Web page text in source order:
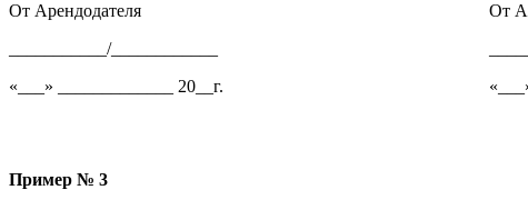
От Арендодателя
___________/____________
«___» _____________ 20__г.
От
Пример № 3